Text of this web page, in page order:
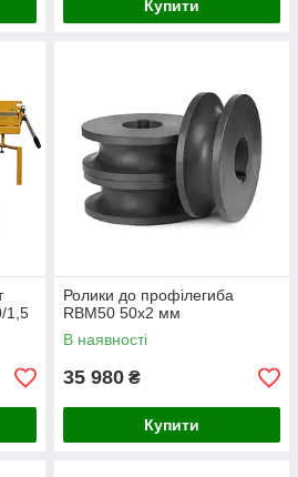
Купити
1,5
Ролики до профілегиба
RBM50 50х2 мм
В наявності
35 980 ₴
Купити